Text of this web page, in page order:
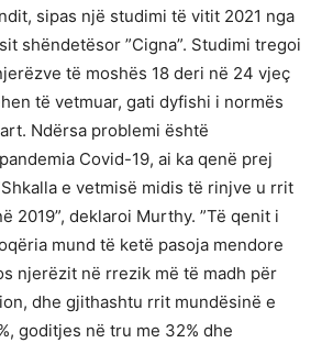
sipas një studimi të vitit 2021 nga
shëndetësor ”Cigna”. Studimi tregoi
të moshës 18 deri në 24 vjeç
të vetmuar, gati dyfishi i normës
Ndërsa problemi është
Covid-19, ai ka qenë prej
e vetmisë midis të rinjve u rrit
2019”, deklaroi Murthy. ”Të qenit i
mund të ketë pasoja mendore
njerëzit në rrezik më të madh për
dhe gjithashtu rrit mundësinë e
goditjes në tru me 32% dhe